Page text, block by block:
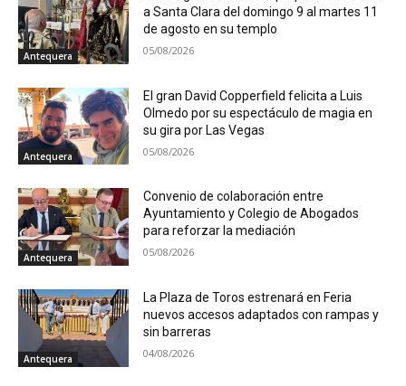
Antequera
a Santa Clara del domingo 9 al martes 11
de agosto en su templo
05/08/2026
Antequera
El gran David Copperfield felicita a Luis
Olmedo por su espectáculo de magia en
su gira por Las Vegas
05/08/2026
Antequera
Convenio de colaboración entre
Ayuntamiento y Colegio de Abogados
para reforzar la mediación
05/08/2026
Antequera
La Plaza de Toros estrenará en Feria
nuevos accesos adaptados con rampas y
sin barreras
04/08/2026